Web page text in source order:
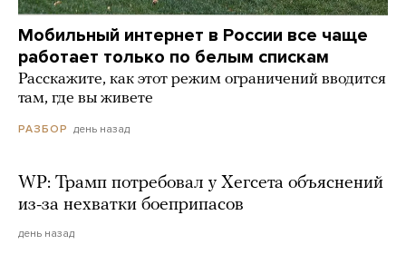
Мобильный интернет в России все чаще
работает только по белым спискам
Расскажите, как этот режим ограничений вводится
там, где вы живете
РАЗБОР день назад
WP: Трамп потребовал у Хегсета объяснений
из-за нехватки боеприпасов
день назад